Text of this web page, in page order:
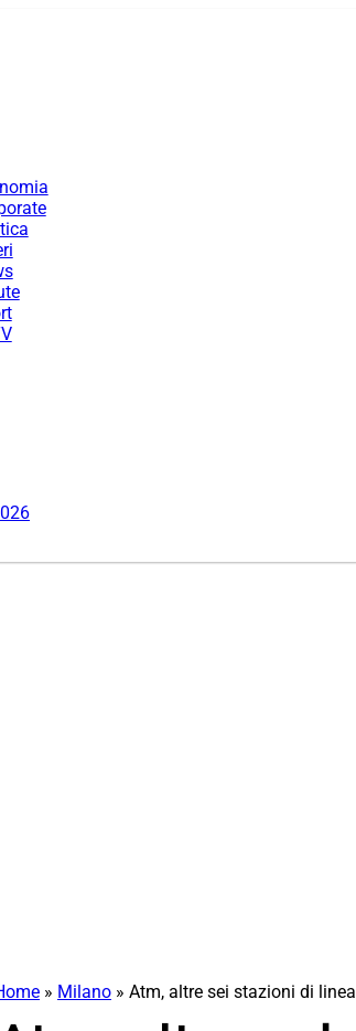
» Milano » Atm, altre sei stazioni di